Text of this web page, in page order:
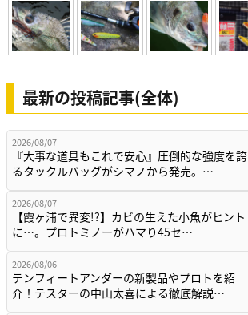
最新の投稿記事(全体)
2026/08/07
『大事な道具もこれで安心』圧倒的な強度を誇
るタックルバッグがシマノから発売。…
2026/08/07
【霞ヶ浦で異変!?】カビの生えた小魚がヒント
に…。プロトミノーがハマり45セ…
2026/08/06
テンフィートアンダーの新製品やプロトを紹
介！テスターの中山太喜による徹底解説…